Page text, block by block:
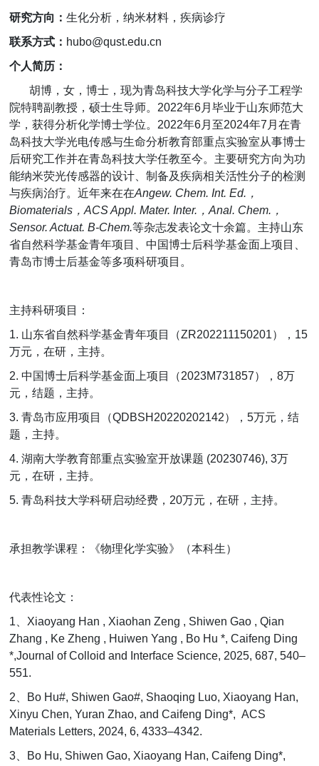
研究方向： 生化分析，纳米材料，疾病诊疗
联系方式： hubo@qust.edu.cn
个人简历：
胡博，女，博士，现为青岛科技大学化学与分子工程学
院特聘副教授，硕士生导师。 2022年6月毕业于山东师范大
学，获得分析化学博士学位。 2022年6月至2024年7 月在青
岛科技大学光电传感与生命分析教育部重点实验室从事博士
后研究工作并在青岛科技大学任教至今。主要研究方向为功
能纳米荧光传感器的设计、制备及疾病相关活性分子的检测
与疾病治疗。近年来在在Angew. Chem. Int. Ed. ，
Biomaterials， ACS Appl. Mater. Inter. ， Anal. Chem. ，
Sensor. Actuat. B-Chem.等杂志发表论文十余篇。主持山东
省自然科学基金青年项目、中国博士后科学基金面上项目、
青岛市博士后基金等多项科研项目。
主持科研项目：
1. 山东省自然科学基金青年项目（ZR202211150201）， 15
万元，在研，主持。
2. 中国博士后科学基金面上项目（2023M731857）， 8万
元，结题，主持。
3. 青岛市应用项目（QDBSH20220202142）， 5万元，结
题，主持。
4. 湖南大学教育部重点实验室开放课题 (20230746), 3万
元，在研，主持。
5. 青岛科技大学科研启动经费， 20万元，在研，主持。
承担教学课程：《物理化学实验》（本科生）
代表性论文：
1
Xiaoyang Han , Xiaohan Zeng , Shiwen Gao , Qian
Zhang , Ke Zheng , Huiwen Yang , Bo Hu *, Caifeng Ding
*,Journal of Colloid and Interface Science, 2025, 687, 540–
551.
2
Bo Hu#, Shiwen Gao#, Shaoqing Luo, Xiaoyang Han,
Xinyu Chen, Yuran Zhao, and Caifeng Ding*, ACS
Materials Letters, 2024, 6, 4333–4342.
3、
Bo Hu, Shiwen Gao, Xiaoyang Han, Caifeng Ding*,